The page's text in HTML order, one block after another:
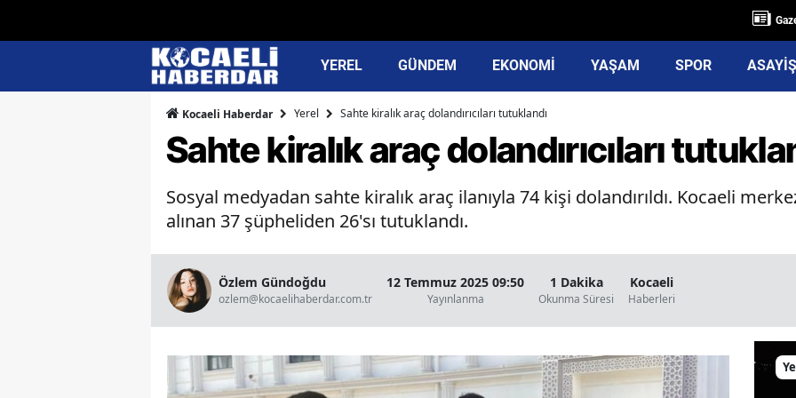
YEREL GÜNDEM EKONOMİ YAŞAM SPOR ASAYİŞ
Kocaeli Haberdar Yerel Sahte kiralık araç dolandırıcıları tutuklandı
Sahte kiralık araç dolandırıcıları
Sosyal medyadan sahte kiralık araç ilanıyla 74 kişi dolandırıldı. Kocaeli
alınan 37 şüpheliden 26'sı tutuklandı.
Özlem Gündoğdu
ozlem@kocaelihaberdar.com.tr
12 Temmuz 2025 09:50
Yayınlanma
1 Dakika
Okunma Süresi
Kocaeli
Haberleri